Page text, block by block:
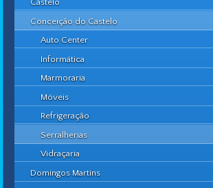
Castelo
Conceição do Castelo
Auto Center
Informática
Marmoraria
Móveis
Refrigeração
Serralherias
Vidraçaria
Domingos Martins